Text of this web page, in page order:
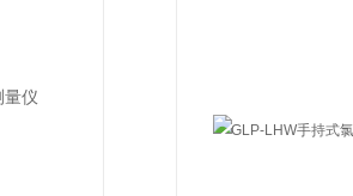
量仪